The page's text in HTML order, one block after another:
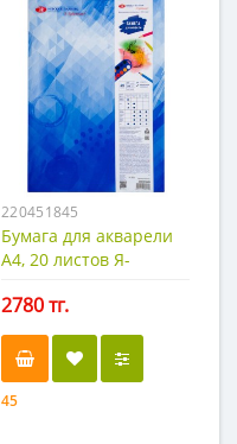
220451845
Бумага для акварели
А4, 20 листов Я-
2780 тг.
45